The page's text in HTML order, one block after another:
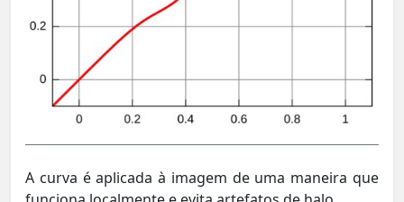
A curva é aplicada à imagem de uma maneira que